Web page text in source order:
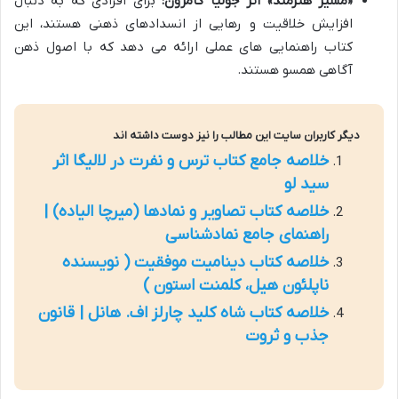
افزایش خلاقیت و رهایی از انسدادهای ذهنی هستند، این
کتاب راهنمایی های عملی ارائه می دهد که با اصول ذهن
آگاهی همسو هستند.
دیگر کاربران سایت این مطالب را نیز دوست داشته اند
خلاصه جامع کتاب ترس و نفرت در لالیگا اثر
سید لو
خلاصه کتاب تصاویر و نمادها (میرچا الیاده) |
راهنمای جامع نمادشناسی
خلاصه کتاب دینامیت موفقیت ( نویسنده
ناپلئون هیل، کلمنت استون )
خلاصه کتاب شاه کلید چارلز اف. هانل | قانون
جذب و ثروت